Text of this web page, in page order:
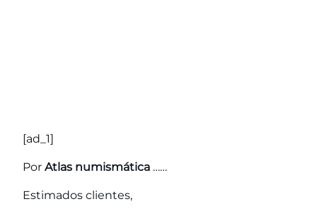
[ad_1]
Por Atlas numismática ……
Estimados clientes,